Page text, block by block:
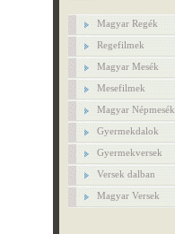
Magyar Regék
Regefilmek
Magyar Mesék
Mesefilmek
Magyar Népmesék
Gyermekdalok
Gyermekversek
Versek dalban
Magyar Versek